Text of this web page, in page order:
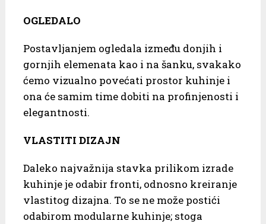
OGLEDALO
Postavljanjem ogledala između donjih i
gornjih elemenata kao i na šanku, svakako
ćemo vizualno povećati prostor kuhinje i
ona će samim time dobiti na profinjenosti i
elegantnosti.
VLASTITI DIZAJN
Daleko najvažnija stavka prilikom izrade
kuhinje je odabir fronti, odnosno kreiranje
vlastitog dizajna. To se ne može postići
odabirom modularne kuhinje; stoga